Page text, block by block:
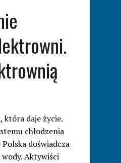
która daje życie.
chłodzenia
doświadcza
Aktywiści